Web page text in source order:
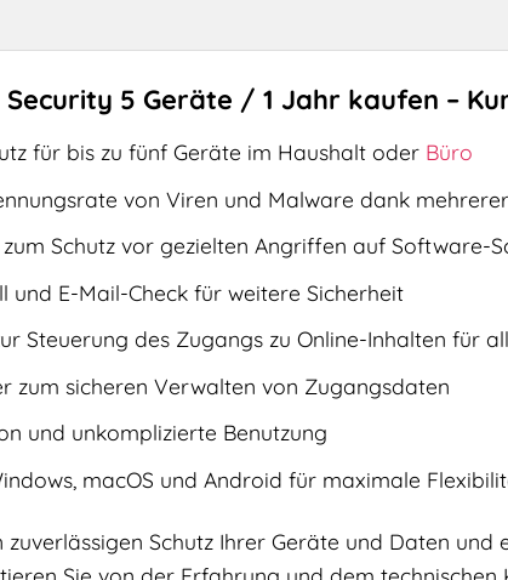
Security 5 Geräte / 1 Jahr kaufen –
für bis zu fünf Geräte im Haushalt oder Büro
von Viren und Malware dank
Schutz vor gezielten Angriffen auf Software-
und E-Mail-Check für weitere Sicherheit
Steuerung des Zugangs zu Online-Inhalten für
zum sicheren Verwalten von Zugangsdaten
und unkomplizierte Benutzung
macOS und Android für maximale
zuverlässigen Schutz Ihrer Geräte und Daten und